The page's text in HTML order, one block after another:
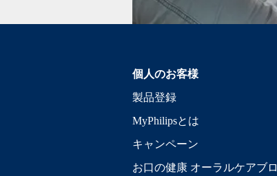
個人のお客様
製品登録
MyPhilipsとは
キャンペーン
お口の健康 オーラルケアブロ